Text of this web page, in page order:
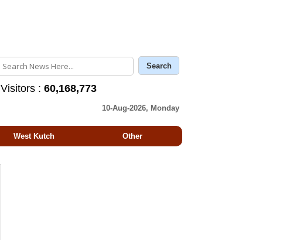
Visitors : 60,168,773
10-Aug-2026, Monday
West Kutch Other